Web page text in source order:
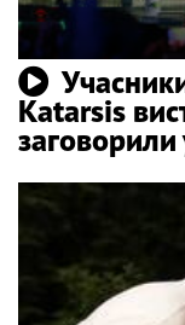
Katarsis